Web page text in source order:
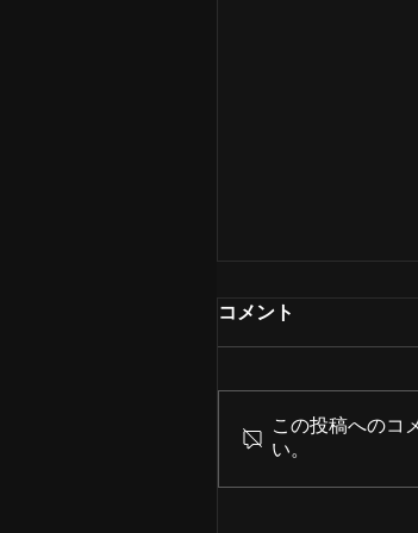
コメント
この投稿へのコ
い。